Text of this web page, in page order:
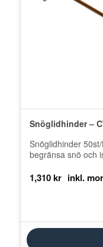
Snöglidhinder –
Snöglidhinder
begränsa snö och
1,310kr